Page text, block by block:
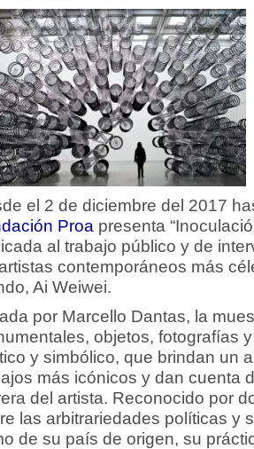
el 2 de diciembre del 2017
Proa presenta
al trabajo público y de
contemporáneos más
Ai Weiwei.
por Marcello Dantas, la
objetos, fotografías
y simbólico, que brindan un
más icónicos y dan cuenta
del artista. Reconocido por
las arbitrariedades políticas y
de su país de origen, su